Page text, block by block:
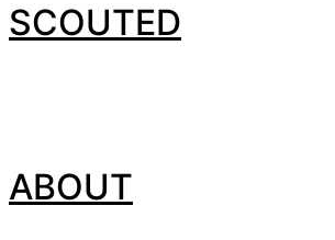
SCOUTED
ABOUT